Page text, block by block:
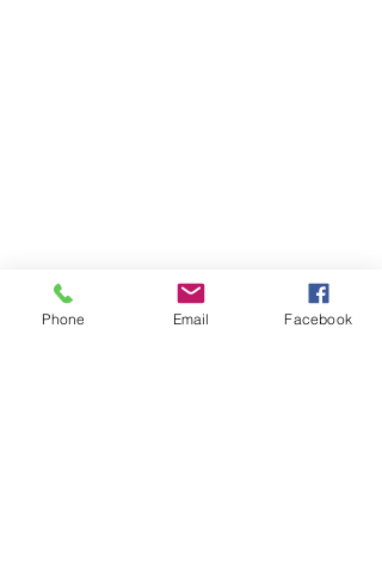
Phone Email Facebook